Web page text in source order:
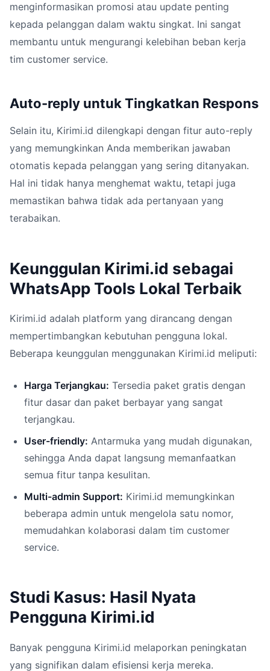
menginformasikan promosi atau update penting
kepada pelanggan dalam waktu singkat. Ini sangat
membantu untuk mengurangi kelebihan beban kerja
tim customer service.
Auto-reply untuk Tingkatkan Respons
Selain itu, Kirimi.id dilengkapi dengan fitur auto-reply
yang memungkinkan Anda memberikan jawaban
otomatis kepada pelanggan yang sering ditanyakan.
Hal ini tidak hanya menghemat waktu, tetapi juga
memastikan bahwa tidak ada pertanyaan yang
terabaikan.
Keunggulan Kirimi.id sebagai
WhatsApp Tools Lokal Terbaik
Kirimi.id adalah platform yang dirancang dengan
mempertimbangkan kebutuhan pengguna lokal.
Beberapa keunggulan menggunakan Kirimi.id meliputi:
Harga Terjangkau: Tersedia paket gratis dengan
fitur dasar dan paket berbayar yang sangat
terjangkau.
User-friendly: Antarmuka yang mudah digunakan,
sehingga Anda dapat langsung memanfaatkan
semua fitur tanpa kesulitan.
Multi-admin Support: Kirimi.id memungkinkan
beberapa admin untuk mengelola satu nomor,
memudahkan kolaborasi dalam tim customer
service.
Studi Kasus: Hasil Nyata
Pengguna Kirimi.id
Banyak pengguna Kirimi.id melaporkan peningkatan
yang signifikan dalam efisiensi kerja mereka.